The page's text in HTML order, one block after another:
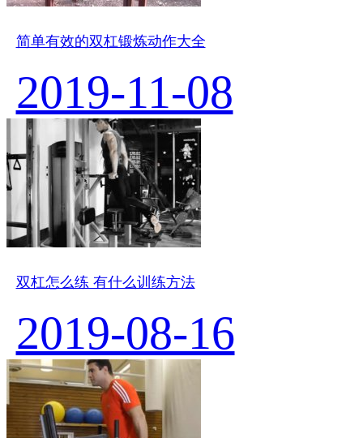
简单有效的双杠锻炼动作大全
2019-11-08
双杠怎么练 有什么训练方法
2019-08-16